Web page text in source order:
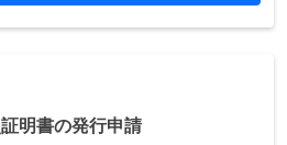
明書の発行申請